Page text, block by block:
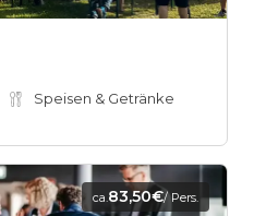
Speisen & Getränke
ca.83,50€/ Pers.